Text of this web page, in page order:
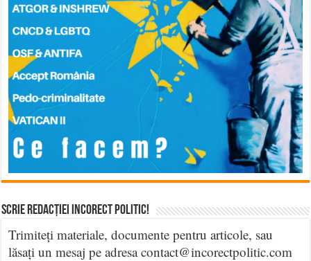
Scrie Redacției Incorect Politic!
Trimiteți materiale, documente pentru articole, sau
lăsați un mesaj pe adresa contact@incorectpolitic.com